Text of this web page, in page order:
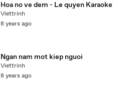
Hoa no ve dem - Le quyen Karaoke
Viettrinh
8 years ago
Ngan nam mot kiep nguoi
Viettrinh
8 years ago